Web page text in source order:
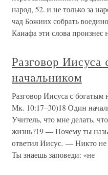
народ, 52. и не только за
чад Божиих собрать
Каиафа эти слова произнес
Разговор Иисуса
начальником
Разговор Иисуса с
Мк. 10:17–30)18 Один
Учитель, что мне делать,
жизнь?19 — Почему ты
ответил Иисус. — Никто не
Ты знаешь заповеди: «не